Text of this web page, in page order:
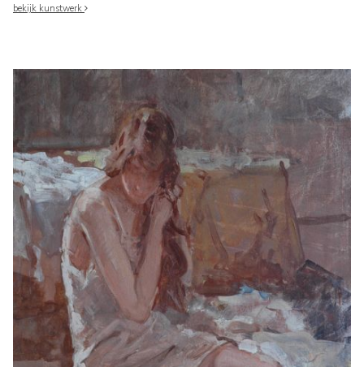
bekijk kunstwerk